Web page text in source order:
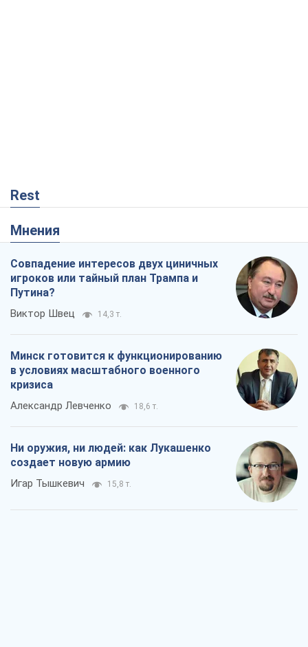
Rest
Мнения
Совпадение интересов двух циничных
игроков или тайный план Трампа и
Путина?
Виктор Швец 14,3 т.
Минск готовится к функционированию
в условиях масштабного военного
кризиса
Александр Левченко 18,6 т.
Ни оружия, ни людей: как Лукашенко
создает новую армию
Игар Тышкевич 15,8 т.